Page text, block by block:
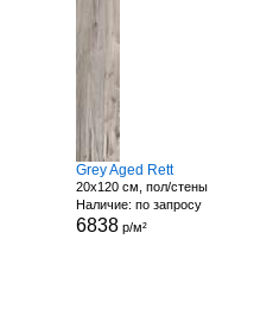
Grey Aged Rett
20x120 см, пол/стены
Наличие: по запросу
6838р/м²